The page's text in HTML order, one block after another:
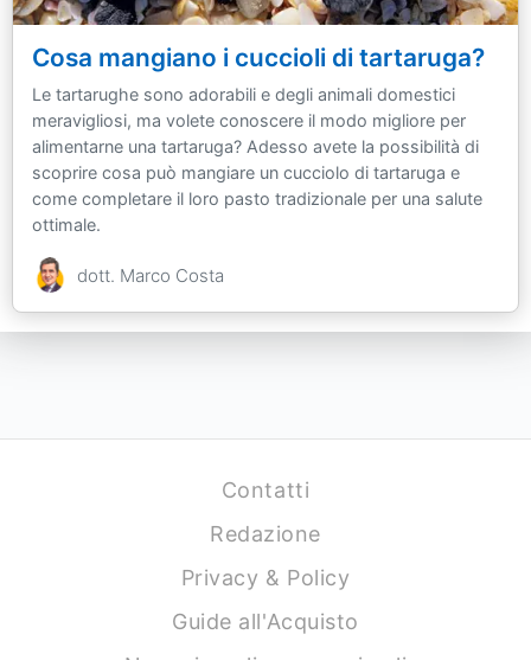
Cosa mangiano i cuccioli di tartaruga?
Le tartarughe sono adorabili e degli animali domestici
meravigliosi, ma volete conoscere il modo migliore per
alimentarne una tartaruga? Adesso avete la possibilità di
scoprire cosa può mangiare un cucciolo di tartaruga e
come completare il loro pasto tradizionale per una salute
ottimale.
dott. Marco Costa
Contatti
Redazione
Privacy & Policy
Guide all'Acquisto